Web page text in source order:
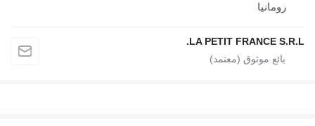
رومانيا
LA PETIT FRANCE S.R.L.